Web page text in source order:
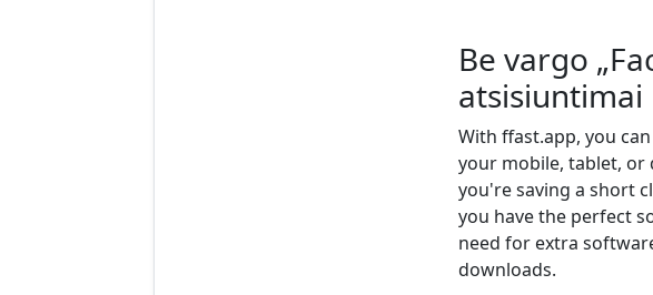
Be vargo
atsisiuntimai
With ffast.app, you
your mobile, tablet, or
you're saving a short
you have the perfect
need for extra
downloads.